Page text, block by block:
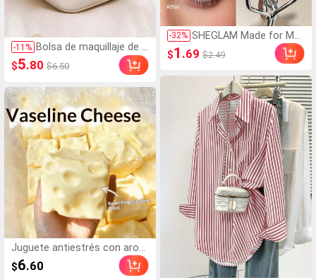
-11 % Bolsa de maquillaje de c
uero PU impermeable, b
olsa de almacenamient
de aseo portátil, bolsa d
e almacenamiento de c
uidado de la piel de cuer
o PU impermeable, bols
a de maquillaje de doble
capa de gran capacidad
con compartimentos, b
olsa de aseo espaciosa
con divisores
$5.80 $6.50
Juguete antiestrés con arom
a a leche dulce de TPR suave
y esponjoso con forma de du
$6.60
-32% SHEGLAM Made for Me
Rizador de pestañas Ma
rca de Belleza Cosmétic
s y Niñas
$1 .69 $2.49